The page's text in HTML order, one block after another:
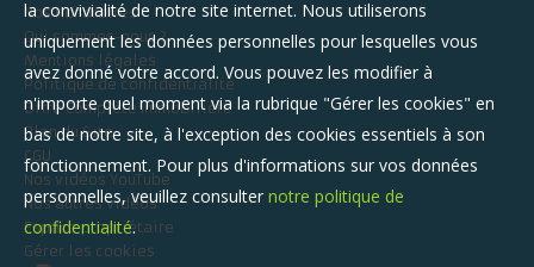
Nos Honoraires
Qui sommes-nous ?
Mentions légales
Politique de confidentialité
Offre Complète Immobilière
Plan du Site
CGU
Nos vidéos YouTube
Nos autres vidéos
Espace propriétaire
Gérer les cookies
la convivialité de notre site internet. Nous utiliserons
uniquement les données personnelles pour lesquelles vous
avez donné votre accord. Vous pouvez les modifier à
n'importe quel moment via la rubrique "Gérer les cookies" en
bas de notre site, à l'exception des cookies essentiels à son
fonctionnement. Pour plus d'informations sur vos données
personnelles, veuillez consulter notre politique de
confidentialité.